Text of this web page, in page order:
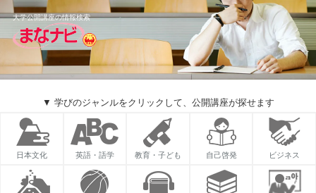
大学公開講座の情報検索
▼ 学びのジャンルをクリックして、公開講座が探せます
日本文化 英語・語学 教育・子ども 自己啓発 ビジネス